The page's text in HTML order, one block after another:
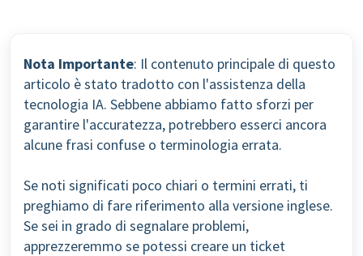
Nota Importante: Il contenuto principale di questo
articolo è stato tradotto con l'assistenza della
tecnologia IA. Sebbene abbiamo fatto sforzi per
garantire l'accuratezza, potrebbero esserci ancora
alcune frasi confuse o terminologia errata.
Se noti significati poco chiari o termini errati, ti
preghiamo di fare riferimento alla versione inglese.
Se sei in grado di segnalare problemi,
apprezzeremmo se potessi creare un ticket